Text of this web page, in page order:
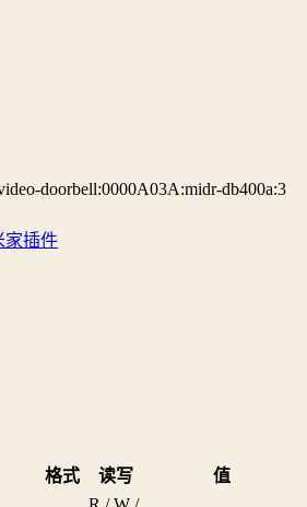
doorbell:0000A03A:midr-db400a:3
家插件
格式 读写
值